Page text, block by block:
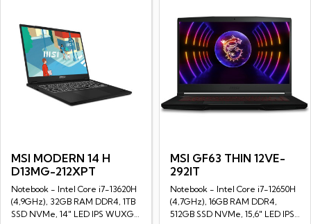
MSI MODERN 14 H
D13MG-212XPT
Notebook - Intel Core i7-13620H
(4,9GHz), 32GB RAM DDR4, 1TB
SSD NVMe, 14" LED IPS WUXGA
MSI GF63 THIN 12VE-
292IT
Notebook - Intel Core i7-12650H
(4,7GHz), 16GB RAM DDR4,
512GB SSD NVMe, 15,6" LED IPS